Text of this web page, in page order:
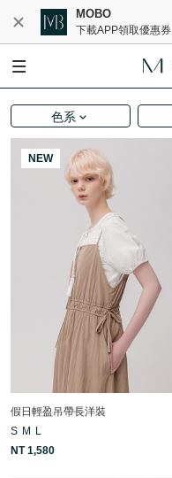
MOBO
下載APP領取優惠券
色系
NEW
假日輕盈吊帶長洋裝
S M
L
NT 1,580